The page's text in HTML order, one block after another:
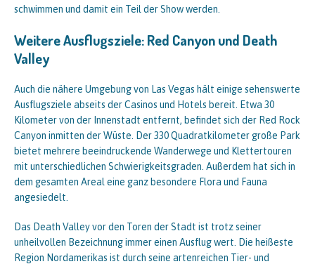
schwimmen und damit ein Teil der Show werden.
Weitere Ausflugsziele: Red Canyon und Death
Valley
Auch die nähere Umgebung von Las Vegas hält einige sehenswerte
Ausflugsziele abseits der Casinos und Hotels bereit. Etwa 30
Kilometer von der Innenstadt entfernt, befindet sich der Red Rock
Canyon inmitten der Wüste. Der 330 Quadratkilometer große Park
bietet mehrere beeindruckende Wanderwege und Klettertouren
mit unterschiedlichen Schwierigkeitsgraden. Außerdem hat sich in
dem gesamten Areal eine ganz besondere Flora und Fauna
angesiedelt.
Das Death Valley vor den Toren der Stadt ist trotz seiner
unheilvollen Bezeichnung immer einen Ausflug wert. Die heißeste
Region Nordamerikas ist durch seine artenreichen Tier- und